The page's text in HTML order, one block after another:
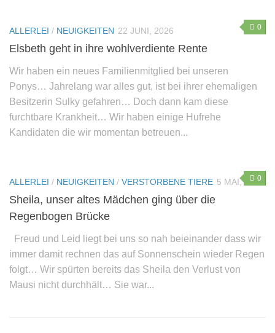
0
ALLERLEI / NEUIGKEITEN 22 JUNI, 2026
Elsbeth geht in ihre wohlverdiente Rente
Wir haben ein neues Familienmitglied bei unseren
Ponys… Jahrelang war alles gut, ist bei ihrer ehemaligen
Besitzerin Sulky gefahren… Doch dann kam diese
furchtbare Krankheit… Wir haben einige Hufrehe
Kandidaten die wir momentan betreuen...
0
ALLERLEI / NEUIGKEITEN / VERSTORBENE TIERE 5 MAI, 2026
Sheila, unser altes Mädchen ging über die
Regenbogen Brücke
Freud und Leid liegt bei uns so nah beieinander dass wir
immer damit rechnen das auf Sonnenschein wieder Regen
folgt… Wir spürten bereits das Sheila den Verlust von
Mausi nicht durchhält… Sie war...